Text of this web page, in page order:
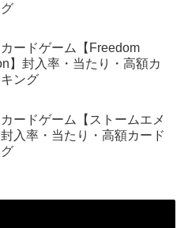
ードゲーム【Freedom
】封入率・当たり・高額カ
ング
ードゲーム【ストームエメ
入率・当たり・高額カード